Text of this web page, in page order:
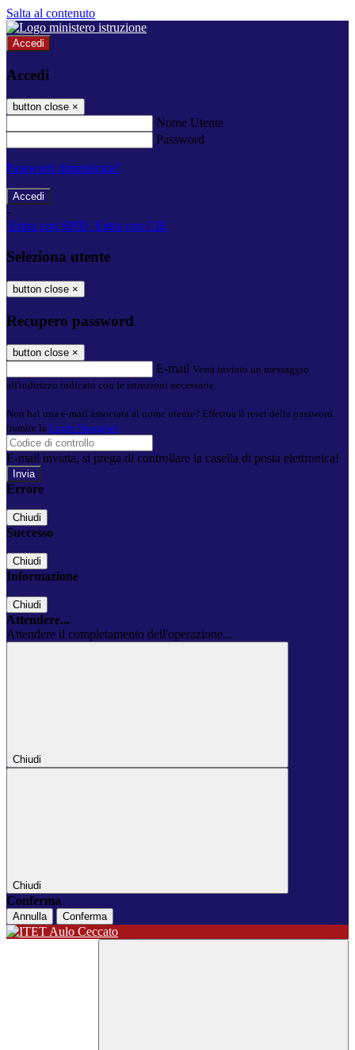
Salta al contenuto
Accedi
Accedi
button close ×
Nome Utente
Password
Password dimenticata?
-
Entra con SPID Entra con CIE
Seleziona utente
button close ×
Recupero password
button close ×
E-mail Verrà inviato un messaggio
all'indirizzo indicato con le istruzioni necessarie.
Non hai una e-mail associata al nome utente? Effettua il reset della password
tramite la Login Spaggiari
E-mail inviata, si prega di controllare la casella di posta elettronica!
Errore
Chiudi
Successo
Chiudi
Informazione
Chiudi
Attendere...
Attendere il completamento dell'operazione...
Chiudi
Chiudi
Conferma
Annulla Conferma